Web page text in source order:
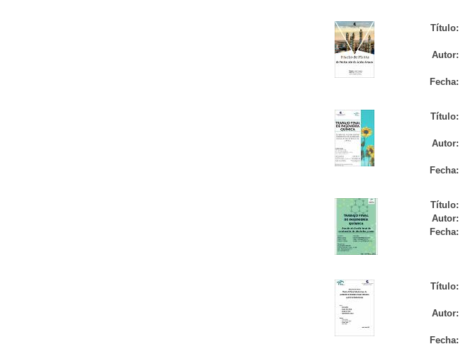
Título:
Autor:
Fecha:
Título:
Autor:
Fecha:
Título:
Autor:
Fecha:
Título:
Autor:
Fecha: